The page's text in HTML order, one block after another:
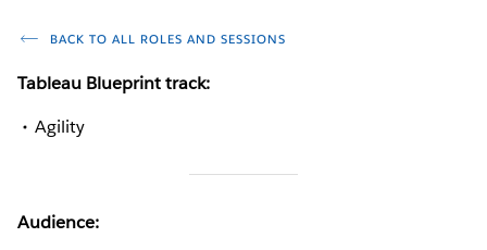
BACK TO ALL ROLES AND SESSIONS
Tableau Blueprint track:
Agility
Audience: